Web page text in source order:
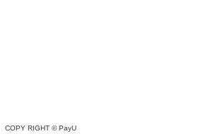
COPY RIGHT ©PayU